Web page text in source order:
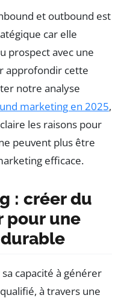
et outbound est
car elle
prospect avec une
approfondir cette
notre analyse
marketing en 2025,
les raisons pour
peuvent plus être
efficace.
: créer du
pour une
capacité à générer
à travers une